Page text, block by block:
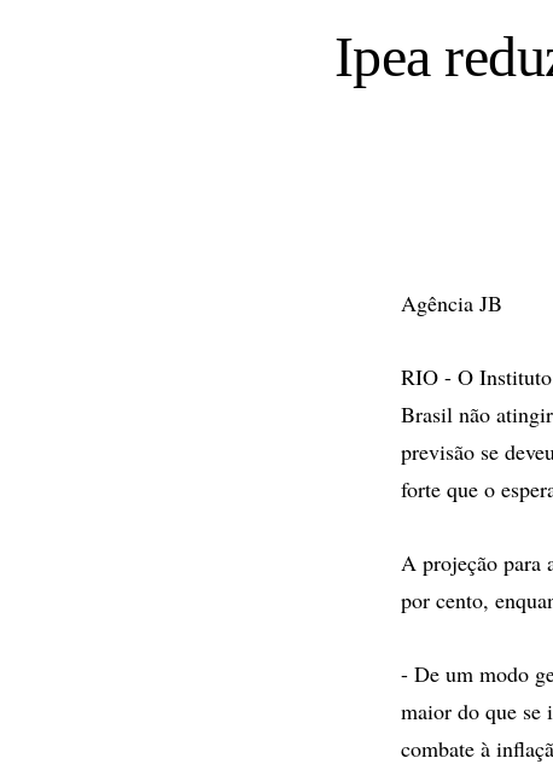
Ipea
Agência JB
RIO - O
Brasil não
previsão se
forte que o
A projeção para
por cento,
- De um modo
maior do que se
combate à